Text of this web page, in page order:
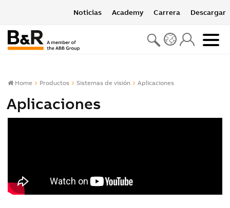
Noticias Academy Carrera Descargar
Home Productos Sistemas de visión Aplicaciones
Aplicaciones